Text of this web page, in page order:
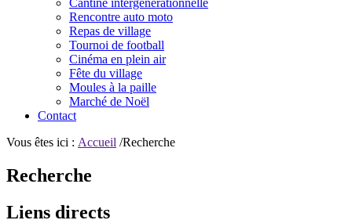
Cantine intergénérationnelle
Rencontre auto moto
Repas de village
Tournoi de football
Cinéma en plein air
Fête du village
Moules à la paille
Marché de Noël
Contact
Vous êtes ici : Accueil /Recherche
Recherche
Liens directs